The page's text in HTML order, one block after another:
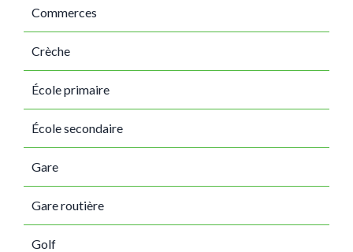
Commerces
Crèche
École primaire
École secondaire
Gare
Gare routière
Golf